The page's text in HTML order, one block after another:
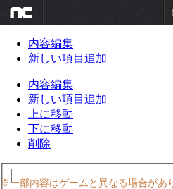
内容編集
新しい項目追加
内容編集
新しい項目追加
上に移動
下に移動
削除
※一部内容はゲームと異なる場合があ